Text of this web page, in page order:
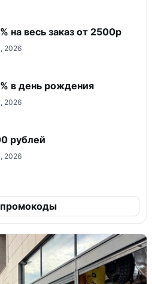
на весь заказ от 2500р
2026
в день рождения
2026
рублей
2026